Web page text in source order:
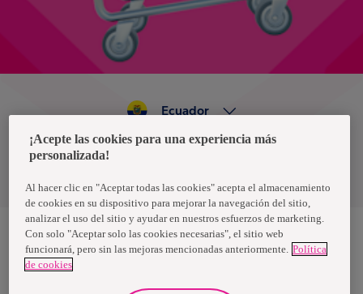
Política de privacidad de datos
Ecuador
Nosotras, una marca de Essity - una compañía global líder en
higiene y salud. Cada día, mil millones de personas, en todo el
¡Acepte las cookies para una experiencia más
personalizada!
Al hacer clic en "Aceptar todas las cookies" acepta el almacenamiento
de cookies en su dispositivo para mejorar la navegación del sitio,
analizar el uso del sitio y ayudar en nuestros esfuerzos de marketing.
Con solo "Aceptar solo las cookies necesarias", el sitio web
funcionará, pero sin las mejoras mencionadas anteriormente. Política
de cookies